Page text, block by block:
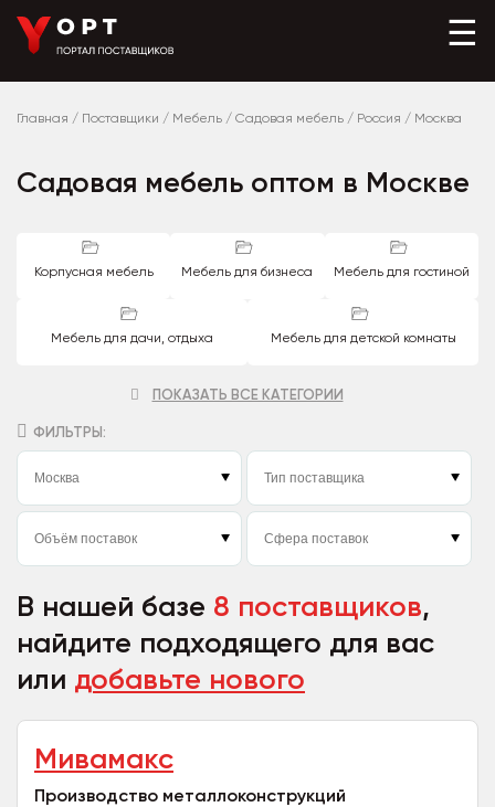
☰
Главная / Поставщики / Мебель / Садовая мебель / Россия / Москва
Садовая мебель оптом в Москве
Корпусная мебель Мебель для бизнеса Мебель для гостиной
Мебель для дачи, отдыха Мебель для детской комнаты
ПОКАЗАТЬ ВСЕ КАТЕГОРИИ
ФИЛЬТРЫ:
В нашей базе 8 поставщиков,
найдите подходящего для вас
или добавьте нового
Мивамакс
Производство металлоконструкций